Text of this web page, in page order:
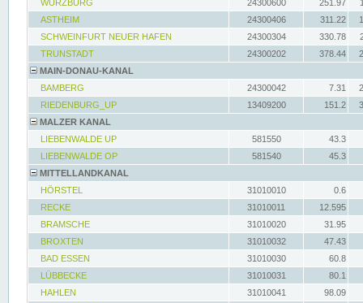
WÜRZBURG 24300600 251.97
ASTHEIM
24300406 311.22
SCHWEINFURT NEUER HAFEN
24300304 330.78
TRUNSTADT
24300202 378.44
MAIN-DONAU-KANAL
BAMBERG
24300042 7.31
RIEDENBURG_UP
13409200 151.2
MALZER KANAL
LIEBENWALDE UP
581550
43.3
LIEBENWALDE OP
581540
45.3
MITTELLANDKANAL
HÖRSTEL
31010010
0.6
RECKE
31010011
12.595
BRAMSCHE
31010020
31.95
BROXTEN
31010032
47.43
BAD ESSEN
31010030
60.8
LÜBBECKE
31010031
80.1
HAHLEN
31010041
98.09